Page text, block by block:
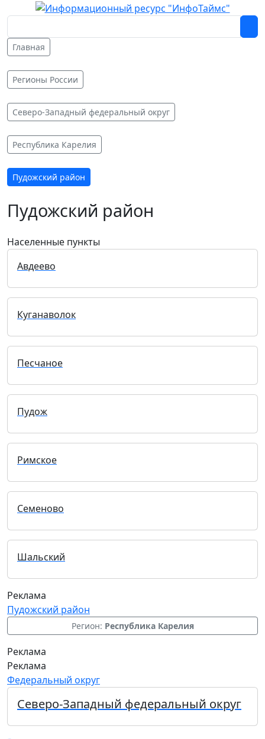
Главная
Регионы России
Северо-Западный федеральный округ
Республика Карелия
Пудожский район
Пудожский район
Населенные пункты
Авдеево
Куганаволок
Песчаное
Пудож
Римское
Семеново
Шальский
Реклама
Пудожский район
Регион: Республика Карелия
Реклама
Реклама
Федеральный округ
Северо-Западный федеральный округ